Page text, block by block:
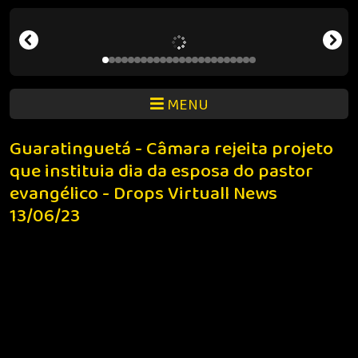
MENU
Guaratinguetá - Câmara rejeita projeto
que instituia dia da esposa do pastor
evangélico - Drops Virtuall News
13/06/23